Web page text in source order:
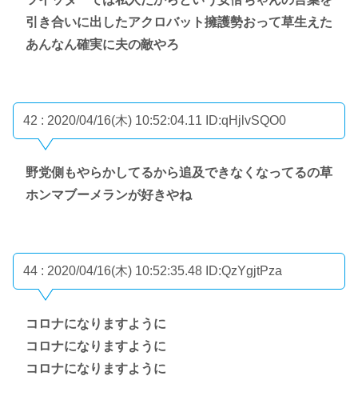
引き合いに出したアクロバット擁護勢おって草生えた
あんなん確実に夫の敵やろ
42 : 2020/04/16(木) 10:52:04.11 ID:qHjlvSQO0
野党側もやらかしてるから追及できなくなってるの草
ホンマブーメランが好きやね
44 : 2020/04/16(木) 10:52:35.48 ID:QzYgjtPza
コロナになりますように
コロナになりますように
コロナになりますように